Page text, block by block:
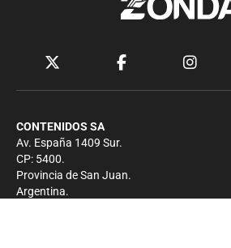
CONTENIDOS SA
Av. España 1409 Sur.
CP: 5400.
Provincia de San Juan.
Argentina.